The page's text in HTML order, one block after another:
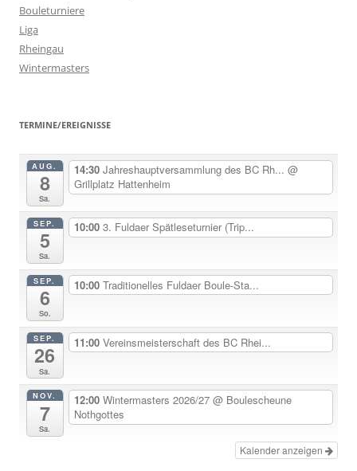
Bouleturniere
Liga
Rheingau
Wintermasters
TERMINE/EREIGNISSE
AUG.
8
Sa.
14:30 Jahreshauptversammlung des BC Rh... @
Grillplatz Hattenheim
SEP.
5
Sa.
10:00 3. Fuldaer Spätleseturnier (Trip...
SEP.
6
So.
10:00 Traditionelles Fuldaer Boule-Sta...
SEP.
26
Sa.
11:00 Vereinsmeisterschaft des BC Rhei...
NOV.
7
Sa.
12:00 Wintermasters 2026/27 @ Boulescheune
Nothgottes
Kalender anzeigen